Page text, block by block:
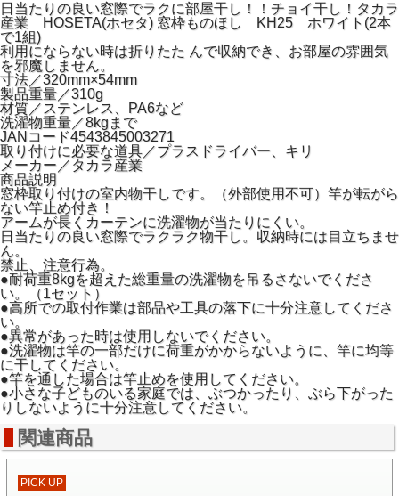
日当たりの良い窓際でラクに部屋干し！！チョイ干し！タカラ
産業 HOSETA(ホセタ) 窓枠ものほし KH25 ホワイト(2本
で1組)
利用にならない時は折りたた んで収納でき、お部屋の雰囲気
を邪魔しません。
寸法／320mm×54mm
製品重量／310g
材質／ステンレス、PA6など
洗濯物重量／8kgまで
JANコード4543845003271
取り付けに必要な道具／プラスドライバー、キリ
メーカー／タカラ産業
商品説明
窓枠取り付けの室内物干しです。（外部使用不可）竿が転がら
ない竿止め付き！
アームが長くカーテンに洗濯物が当たりにくい。
日当たりの良い窓際でラクラク物干し。収納時には目立ちませ
ん。
禁止、注意行為。
●耐荷重8kgを超えた総重量の洗濯物を吊るさないでくださ
い。（1セット）
●高所での取付作業は部品や工具の落下に十分注意してくださ
い。
●異常があった時は使用しないでください。
●洗濯物は竿の一部だけに荷重がかからないように、竿に均等
に干してください。
●竿を通した場合は竿止めを使用してください。
●小さな子どものいる家庭では、ぶつかったり、ぶら下がった
りしないように十分注意してください。
関連商品
PICK UP